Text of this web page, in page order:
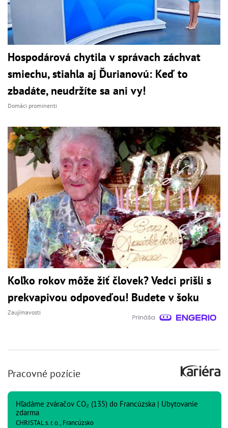
Hospodárová chytila v správach záchvat
smiechu, stiahla aj Ďurianovú: Keď to
zbadáte, neudržíte sa ani vy!
Domáci prominenti
Koľko rokov môže žiť človek? Vedci prišli s
prekvapivou odpoveďou! Budete v šoku
Zaujímavosti
Pracovné pozície
Hľadáme zváračov CO₂ (135) do Francúzska | Ubytovanie
zdarma
CHRISTAL s. r. o., Francúzsko